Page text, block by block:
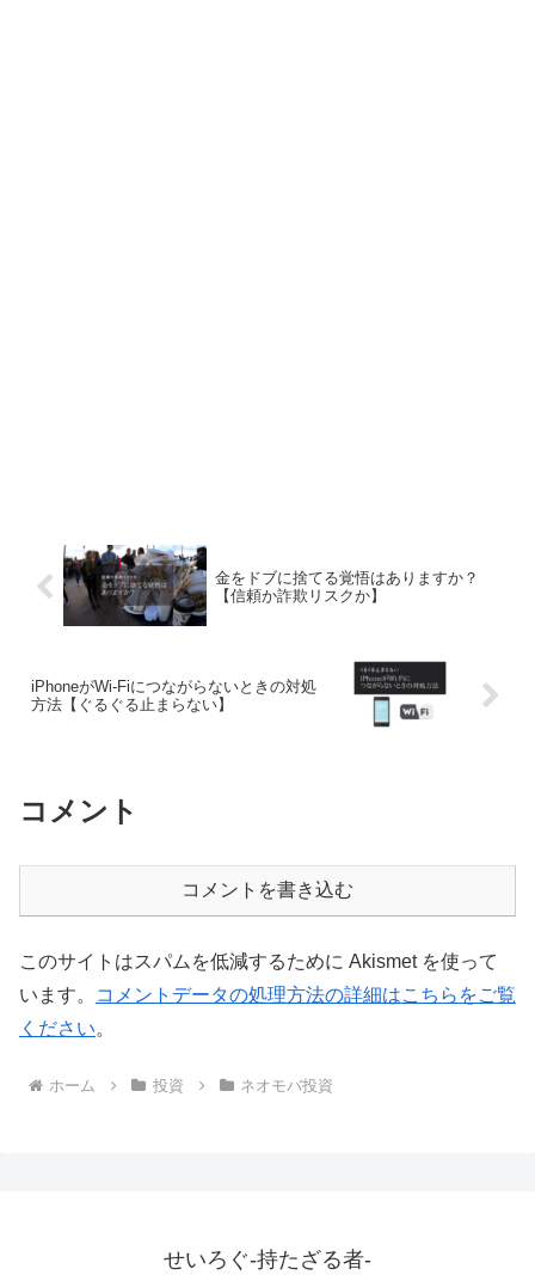
金をドブに捨てる覚悟はありますか？
【信頼か詐欺リスクか】
iPhoneがWi-Fiにつながらないときの対処
方法【ぐるぐる止まらない】
コメント
コメントを書き込む
このサイトはスパムを低減するために Akismet を使って
います。
コメントデータの処理方法の詳細はこちらをご覧
ください。
ホーム 投資 ネオモバ投資
せいろぐ-持たざる者-